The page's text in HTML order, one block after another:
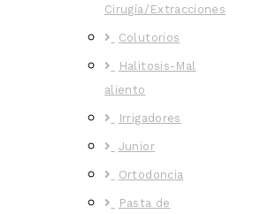
Cirugía/Extracciones
Colutorios
Halitosis-Mal
aliento
Irrigadores
Junior
Ortodoncia
Pasta de